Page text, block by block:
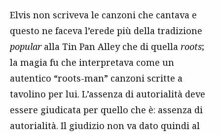
Elvis non scriveva le canzoni che cantava e
questo ne faceva l’erede più della tradizione
popularalla Tin Pan Alley che di quella roots;
la magia fu che interpretava come un
autentico “roots-man” canzoni scritte a
tavolino per lui. L’assenza di autorialità deve
essere giudicata per quello che è: assenza di
autorialità. Il giudizio non va dato quindi al